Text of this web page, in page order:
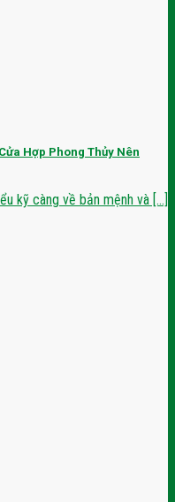
Hợp Phong Thủy Nên
kỹ càng về bản mệnh và [...]